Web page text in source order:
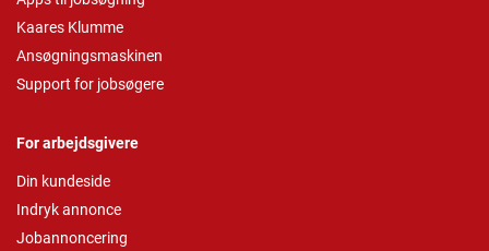
Kaares Klumme
Ansøgningsmaskinen
Support for jobsøgere
For arbejdsgivere
Din kundeside
Indryk annonce
Jobannoncering